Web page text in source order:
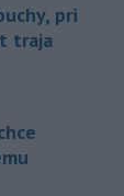
pri
traja